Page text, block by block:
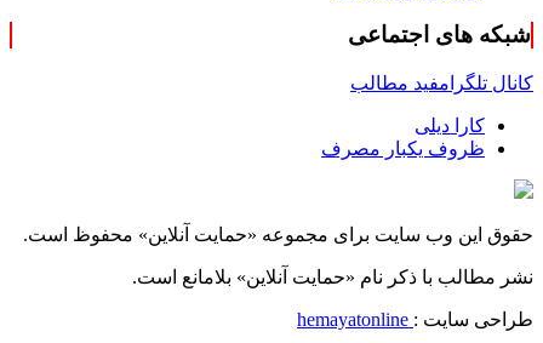
شبکه های اجتماعی
کانال تلگرامفید مطالب
کارا دیلی
ظروف یکبار مصرف
حقوق این وب سایت برای مجموعه «حمایت‌ آنلاین» محفوظ است.
نشر مطالب با ذکر نام «حمایت‌ آنلاین» بلامانع است.
طراحی سایت :